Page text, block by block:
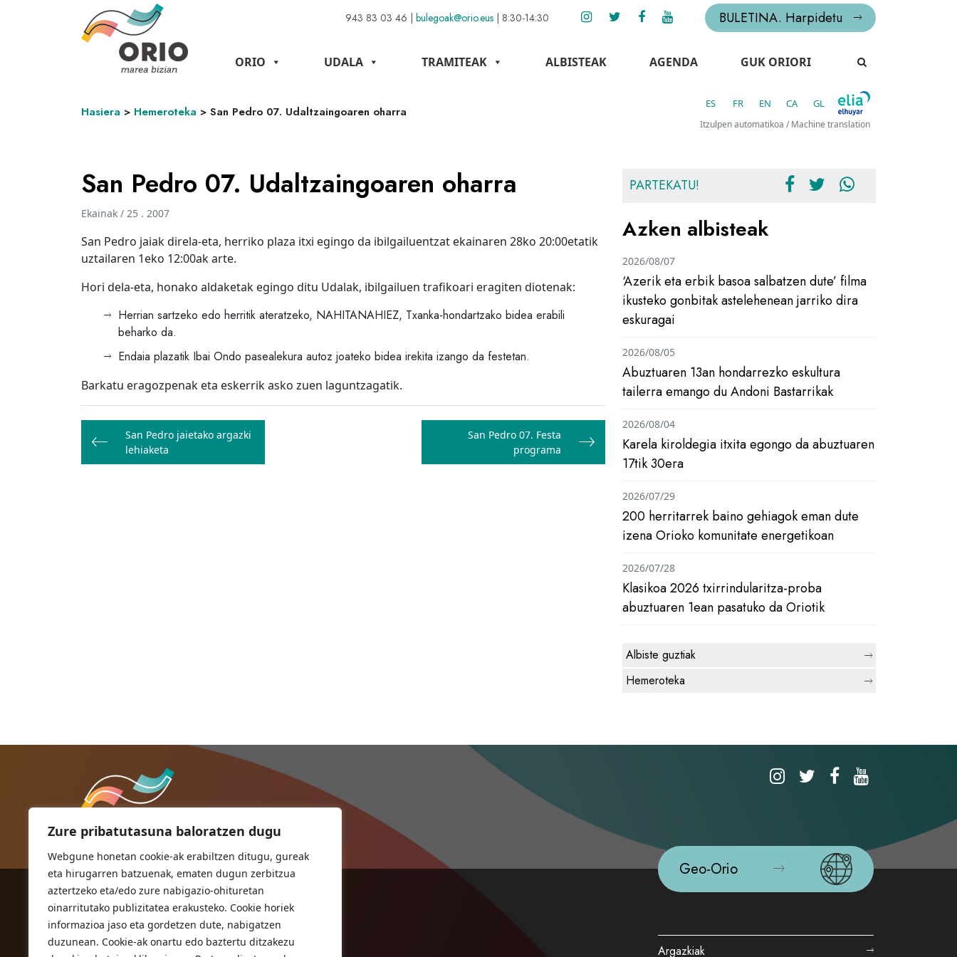
Zure pribatutasuna baloratzen dugu
Webgune honetan cookie-ak erabiltzen ditugu, gureak
eta hirugarren batzuenak, ematen dugun zerbitzua
aztertzeko eta/edo zure nabigazio-ohituretan
oinarritutako publizitatea erakusteko. Cookie horiek
informazioa jaso eta gordetzen dute, nabigatzen
duzunean. Cookie-ak onartu edo baztertu ditzakezu
943 83 03 46 | bulegoak@orio.eus | 8:30-14:30 BULETINA. Harpidetu
ORIO UDALA TRAMITEAK ALBISTEAK AGENDA GUK ORIORI
Hasiera > Hemeroteka > San Pedro 07. Udaltzaingoaren oharra
ES FR EN CA GL
Itzulpen automatikoa / Machine translation
San Pedro 07. Udaltzaingoaren oharra
Ekainak / 25 . 2007
San Pedro jaiak direla-eta, herriko plaza itxi egingo da ibilgailuentzat ekainaren 28ko 20:00etatik
uztailaren 1eko 12:00ak arte.
Hori dela-eta, honako aldaketak egingo ditu Udalak, ibilgailuen trafikoari eragiten diotenak:
Herrian sartzeko edo herritik ateratzeko, NAHITANAHIEZ, Txanka-hondartzako bidea erabili
beharko da.
Endaia plazatik Ibai Ondo pasealekura autoz joateko bidea irekita izango da festetan.
Barkatu eragozpenak eta eskerrik asko zuen laguntzagatik.
Bidalketetan
zehar
nabigatu
San Pedro jaietako argazki
lehiaketa
San Pedro 07. Festa
programa
PARTEKATU!
Azken albisteak
‘Azerik eta erbik basoa salbatzen dute’ filma
ikusteko gonbitak astelehenean jarriko dira
eskuragai
2026/08/07
Abuztuaren 13an hondarrezko eskultura
tailerra emango du Andoni Bastarrikak
2026/08/05
Karela kiroldegia itxita egongo da abuztuaren
17tik 30era
2026/08/04
200 herritarrek baino gehiagok eman dute
izena Orioko komunitate energetikoan
2026/07/29
Klasikoa 2026 txirrindularitza-proba
abuztuaren 1ean pasatuko da Oriotik
2026/07/28
Albiste guztiak
Hemeroteka
Geo-Orio
Argazkiak
ORIOKO UDALA
Herriko plaza,1
20810 Orio (Gipuzkoa)
T. 943 83 03 46